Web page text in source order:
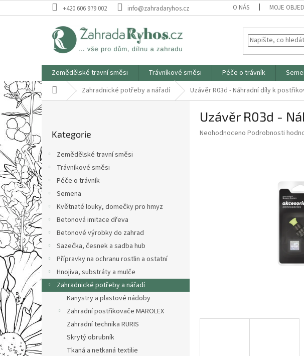
na
+420 606 979 002 info@zahradaryhos.cz O NÁS MOJE
Zemědělské travní směsi Trávníkové směsi Péče o trávník
Domů Zahradnické potřeby a nářadí Uzávěr R03d - Náhradní díly k
P
o
r
a
n
n
í
p
a
n
e
l
kategorie
Kategorie
Zemědělské travní směsi
Trávníkové směsi
Péče o trávník
Semena
Květnaté louky, domečky pro hmyz
Betonová imitace dřeva
Betonové výrobky do zahrad
Sazečka, česnek a sadba hub
Přípravky na ochranu rostlin a ostatní
Hnojiva, substráty a mulče
Zahradnické potřeby a nářadí
Kanystry a plastové nádoby
Zahradní postřikovače MAROLEX
Zahradní technika RURIS
Skrytý obrubník
Tkaná a netkaná textilie
Uzávěr R03d -
Průměrné
Neohodnoceno Podrobnosti